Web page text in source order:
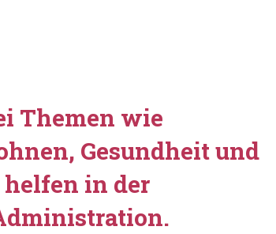
Themen wie
Gesundheit und
in der